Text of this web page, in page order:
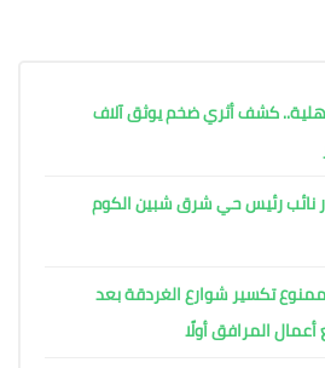
كشف أثري ضخم يوثق آلاف
نائب رئيس حي شرق شبين الكوم
تكسير شوارع الغردقة بعد
المرافق أولًا